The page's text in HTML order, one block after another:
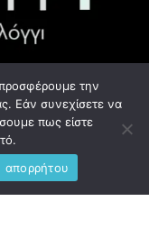
την
Εάν συνεχίσετε να
πως είστε
απορρήτου